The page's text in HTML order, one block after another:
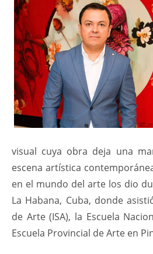
visual cuya obra deja una
escena artística
en el mundo del arte los dio
La Habana, Cuba, donde
de Arte (ISA), la Escuela
Escuela Provincial de Arte en